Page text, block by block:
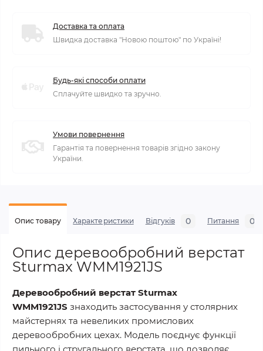
Доставка та оплата
Швидка доставка "Новою поштою" по Україні!
Будь-які способи оплати
Сплачуйте швидко та зручно.
Умови повернення
Гарантія та повернення товарів згідно закону
України.
Опис товару Характеристики Відгуків 0 Питання 0
Опис деревообробний верстат
Sturmax WMM1921JS
Деревообробний верстат Sturmax
WMM1921JS знаходить застосування у столярних
майстернях та невеликих промислових
деревообробних цехах. Модель поєднує функції